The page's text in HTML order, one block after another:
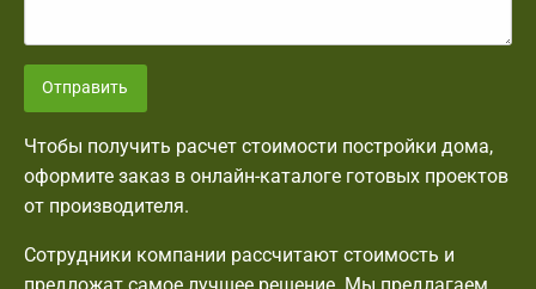
Отправить
Чтобы получить расчет стоимости постройки дома,
оформите заказ в онлайн-каталоге готовых проектов
от производителя.
Сотрудники компании рассчитают стоимость и